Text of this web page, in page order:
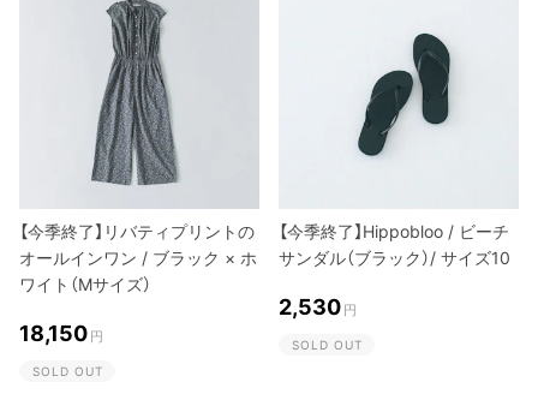
【今季終了】リバティプリントの
オールインワン / ブラック × ホ
ワイト（Mサイズ）
18,150 円
SOLD OUT
【今季終了】Hippobloo / ビーチ
サンダル（ブラック）/ サイズ10
2,530 円
SOLD OUT